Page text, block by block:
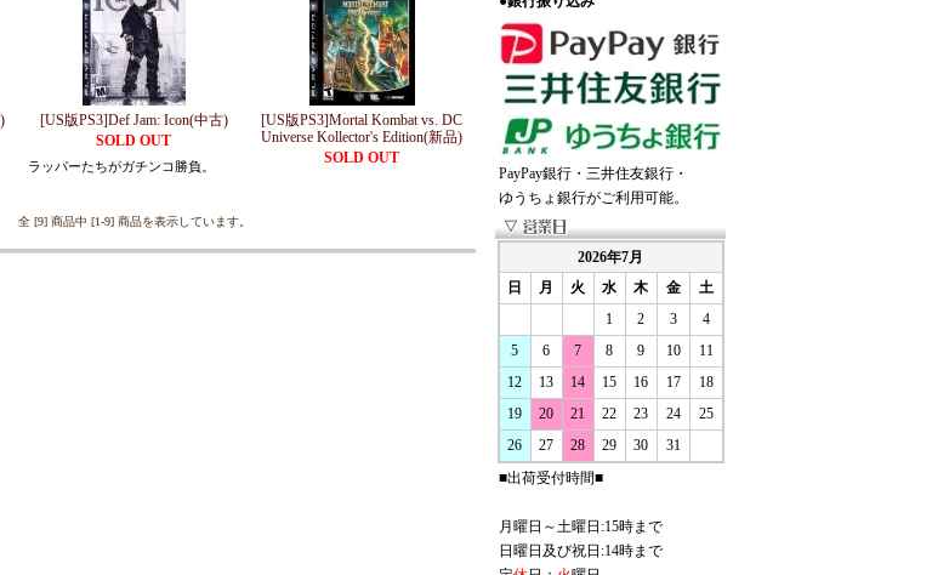
[US版PS3]Def Jam: Icon(中古)
SOLD OUT
ラッパーたちがガチンコ勝負。
[US版PS3]Mortal Kombat vs. DC
Universe Kollector's Edition(新品)
SOLD OUT
全 [9] 商品中 [1-9] 商品を表示しています。
PayPay銀行・三井住友銀行・
ゆうちょ銀行がご利用可能。
2026年7月
日
月 火 水 木 金
土
1
2 3
4
5
6 7 8 9 10
11
12
13 14 15 16 17
18
19
20 21 22 23 24
25
26
27 28 29 30
31
■出荷受付時間■
月曜日～土曜日:15時まで
日曜日及び祝日:14時まで